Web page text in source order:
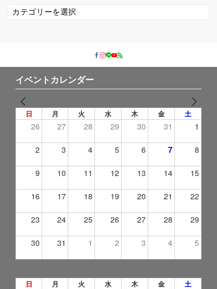
カ
テ
イベントカレンダー
日 月 火 水 木 金 土
26 27 28 29 30 31 1
2 3 4 5 6 7 8
9 10 11 12 13 14 15
16 17 18 19 20 21 22
23 24 25 26 27 28 29
30 31 1 2 3 4 5
日 月 火 水 木 金 土